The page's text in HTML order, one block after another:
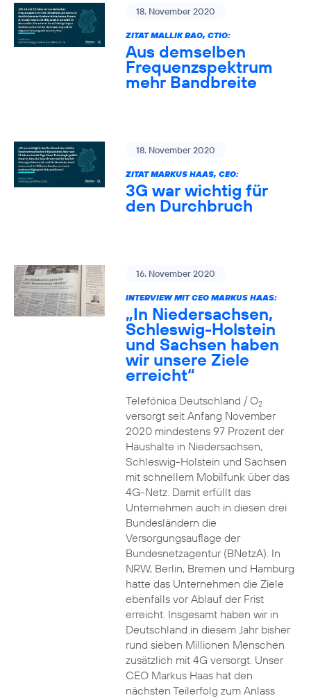
18. November 2020
ZITAT MALLIK RAO, CTIO:
Aus demselben
Frequenzspektrum
mehr Bandbreite
18. November 2020
ZITAT MARKUS HAAS, CEO:
3G war wichtig für
den Durchbruch
16. November 2020
INTERVIEW MIT CEO MARKUS HAAS:
„In Niedersachsen,
Schleswig-Holstein
und Sachsen haben
wir unsere Ziele
erreicht“
Telefónica Deutschland / O2
versorgt seit Anfang November
2020 mindestens 97 Prozent der
Haushalte in Niedersachsen,
Schleswig-Holstein und Sachsen
mit schnellem Mobilfunk über das
4G-Netz. Damit erfüllt das
Unternehmen auch in diesen drei
Bundesländern die
Versorgungsauflage der
Bundesnetzagentur (BNetzA). In
NRW, Berlin, Bremen und Hamburg
hatte das Unternehmen die Ziele
ebenfalls vor Ablauf der Frist
erreicht. Insgesamt haben wir in
Deutschland in diesem Jahr bisher
rund sieben Millionen Menschen
zusätzlich mit 4G versorgt. Unser
CEO Markus Haas hat den
nächsten Teilerfolg zum Anlass